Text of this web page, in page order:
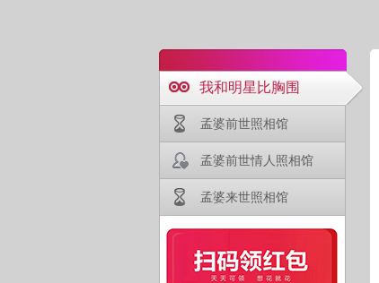
我和明星比胸围
孟婆前世照相馆
孟婆前世情人照相馆
孟婆来世照相馆